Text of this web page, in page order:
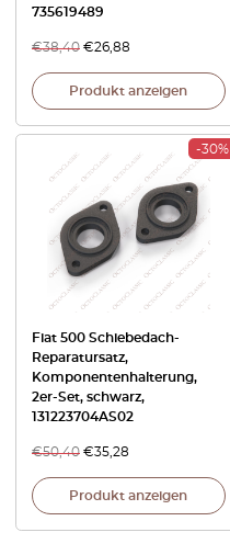
735619489
€38,40 €26,88
Produkt anzeigen
-30%
Fiat 500 Schiebedach-
Reparatursatz,
Komponentenhalterung,
2er-Set, schwarz,
131223704AS02
€50,40 €35,28
Produkt anzeigen